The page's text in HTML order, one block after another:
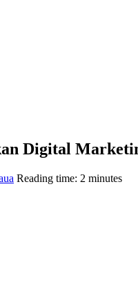
Digital
ua Reading time: 2 minutes